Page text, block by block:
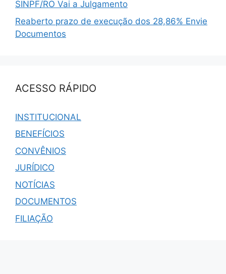
SINPF/RO Vai a Julgamento
Reaberto prazo de execução dos 28,86% Envie
Documentos
ACESSO RÁPIDO
INSTITUCIONAL
BENEFÍCIOS
CONVÊNIOS
JURÍDICO
NOTÍCIAS
DOCUMENTOS
FILIAÇÃO